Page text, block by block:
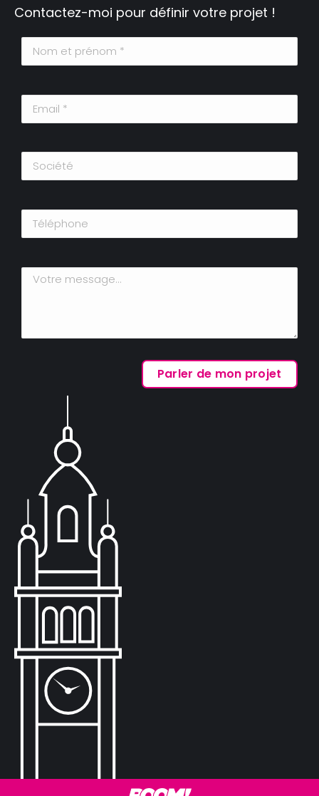
Contactez-moi pour définir votre projet !